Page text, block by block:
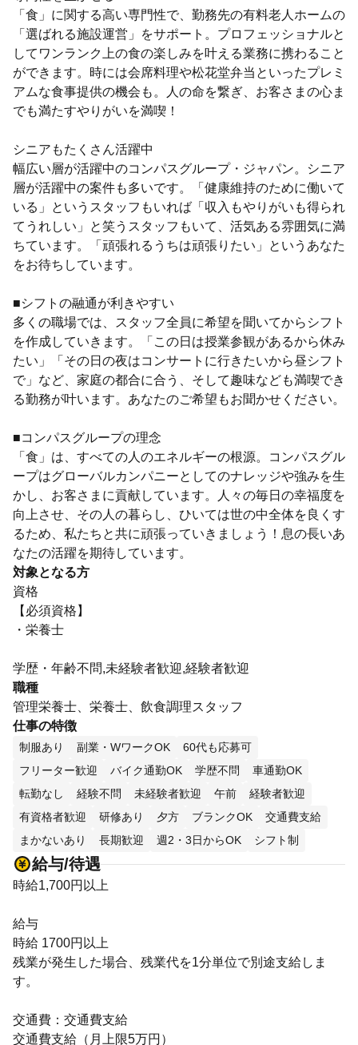
「食」に関する高い専門性で、勤務先の有料老人ホームの
「選ばれる施設運営」をサポート。プロフェッショナルと
してワンランク上の食の楽しみを叶える業務に携わること
ができます。時には会席料理や松花堂弁当といったプレミ
アムな食事提供の機会も。人の命を繋ぎ、お客さまの心ま
でも満たすやりがいを満喫！
シニアもたくさん活躍中
幅広い層が活躍中のコンパスグループ・ジャパン。シニア
層が活躍中の案件も多いです。「健康維持のために働いて
いる」というスタッフもいれば「収入もやりがいも得られ
てうれしい」と笑うスタッフもいて、活気ある雰囲気に満
ちています。「頑張れるうちは頑張りたい」というあなた
をお待ちしています。
■シフトの融通が利きやすい
多くの職場では、スタッフ全員に希望を聞いてからシフト
を作成していきます。「この日は授業参観があるから休み
たい」「その日の夜はコンサートに行きたいから昼シフト
で」など、家庭の都合に合う、そして趣味なども満喫でき
る勤務が叶います。あなたのご希望もお聞かせください。
■コンパスグループの理念
「食」は、すべての人のエネルギーの根源。コンパスグル
ープはグローバルカンパニーとしてのナレッジや強みを生
かし、お客さまに貢献しています。人々の毎日の幸福度を
向上させ、その人の暮らし、ひいては世の中全体を良くす
るため、私たちと共に頑張っていきましょう！息の長いあ
なたの活躍を期待しています。
対象となる方
資格
【必須資格】
・栄養士
学歴・年齢不問,未経験者歓迎,経験者歓迎
職種
管理栄養士、栄養士、飲食調理スタッフ
仕事の特徴
制服あり 副業・WワークOK
60代も応募可
フリーター歓迎
バイク通勤OK 学歴不問
車通勤OK
転勤なし
経験不問 未経験者歓迎 午前
経験者歓迎
有資格者歓迎
研修あり 夕方 ブランクOK
交通費支給
まかないあり
長期歓迎 週2・3日からOK シフト制
給与/待遇
時給1,700円以上
給与
時給 1700円以上
残業が発生した場合、残業代を1分単位で別途支給しま
す。
交通費：交通費支給
交通費支給（月上限5万円）